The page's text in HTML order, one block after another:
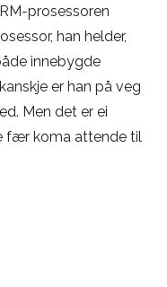
prosessoren
han helder,
innebygde
er han på veg
Men det er ei
fær koma attende til